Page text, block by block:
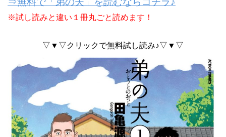
※試し読みと違い１冊丸ごと読めます！
▽▼▽クリックで無料試し読み♪▽▼▽